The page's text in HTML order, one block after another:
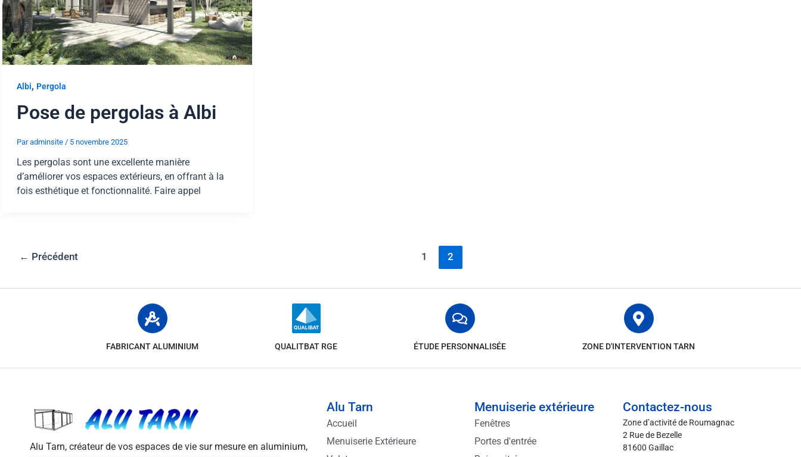
Albi, Pergola
Pose de pergolas à Albi
Paradminsite / 5 novembre 2025
Les pergolas sont une excellente manière
d’améliorer vos espaces extérieurs, en offrant à la
fois esthétique et fonctionnalité. Faire appel
← Précédent 1 2
FABRICANT ALUMINIUM QUALITBAT RGE ÉTUDE PERSONNALISÉE ZONE D'INTERVENTION TARN
Alu Tarn, créateur de vos espaces de vie sur mesure en aluminium,
Alu Tarn
Accueil
Menuiserie Extérieure
Menuiserie extérieure
Fenêtres
Portes d'entrée
Contactez-nous
Zone d’activité de Roumagnac
2 Rue de Bezelle
81600 Gaillac